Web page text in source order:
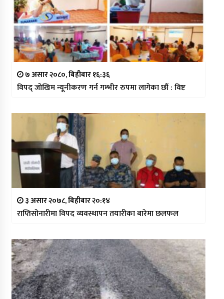
७ असार २०८०, बिहीबार १६:३६
विपद् जोखिम न्यूनीकरण गर्न गम्भीर रुपमा लागेका छौं : विष्ट
३ असार २०७८, बिहीबार २०:१४
राप्तिसोनारीमा विपद व्यवस्थापन तयारीका बारेमा छलफल